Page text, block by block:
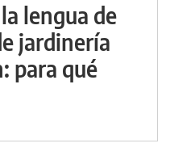
lengua de
jardinería
para qué